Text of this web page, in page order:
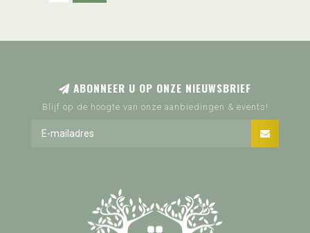
ABONNEER U OP ONZE NIEUWSBRIEF
Blijf op de hoogte van onze aanbiedingen & events!